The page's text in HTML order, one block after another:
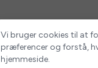
Cookie-
Vi bruger cookies til at
præferencer og forstå,
hjemmeside.